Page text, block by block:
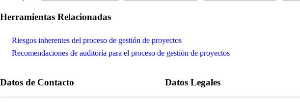
Herramientas Relacionadas
Riesgos inherentes del proceso de gestión de proyectos
Recomendaciones de auditoría para el proceso de gestión de proyectos
Datos de Contacto Datos Legales